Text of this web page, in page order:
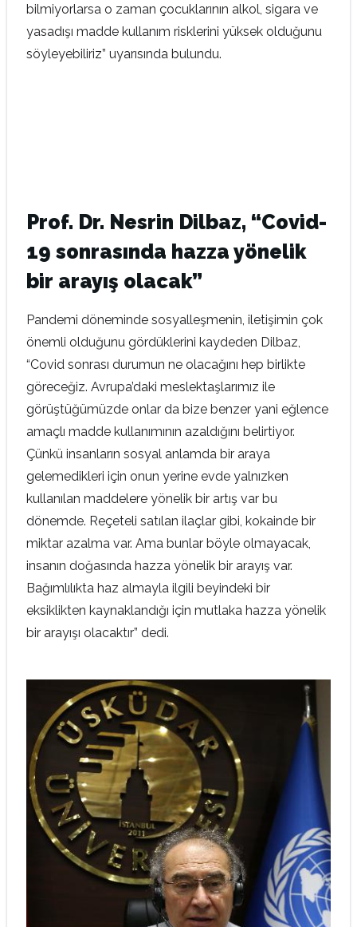
bilmiyorlarsa o zaman çocuklarının alkol, sigara ve
yasadışı madde kullanım risklerini yüksek olduğunu
söyleyebiliriz” uyarısında bulundu.
Prof. Dr. Nesrin Dilbaz, “Covid-
19 sonrasında hazza yönelik
bir arayış olacak”
Pandemi döneminde sosyalleşmenin, iletişimin çok
önemli olduğunu gördüklerini kaydeden Dilbaz,
“Covid sonrası durumun ne olacağını hep birlikte
göreceğiz. Avrupa’daki meslektaşlarımız ile
görüştüğümüzde onlar da bize benzer yani eğlence
amaçlı madde kullanımının azaldığını belirtiyor.
Çünkü insanların sosyal anlamda bir araya
gelemedikleri için onun yerine evde yalnızken
kullanılan maddelere yönelik bir artış var bu
dönemde. Reçeteli satılan ilaçlar gibi, kokainde bir
miktar azalma var. Ama bunlar böyle olmayacak,
insanın doğasında hazza yönelik bir arayış var.
Bağımlılıkta haz almayla ilgili beyindeki bir
eksiklikten kaynaklandığı için mutlaka hazza yönelik
bir arayışı olacaktır” dedi.